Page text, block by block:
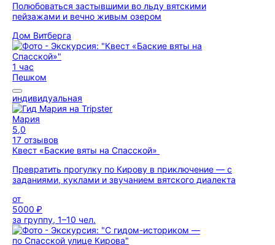
Полюбоваться застывшими во льду вятскими
пейзажами и вечно живым озером
Дом Витберга
1 час
Пешком
индивидуальная
Мария
5,0
17 отзывов
Квест «Баские вяты на Спасской»
Превратить прогулку по Кирову в приключение — с
заданиями, куклами и звучанием вятского диалекта
от
5000 ₽
за группу, 1–10 чел.